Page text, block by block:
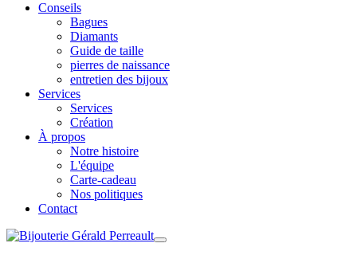
Conseils
Bagues
Diamants
Guide de taille
pierres de naissance
entretien des bijoux
Services
Services
Création
À propos
Notre histoire
L'équipe
Carte-cadeau
Nos politiques
Contact